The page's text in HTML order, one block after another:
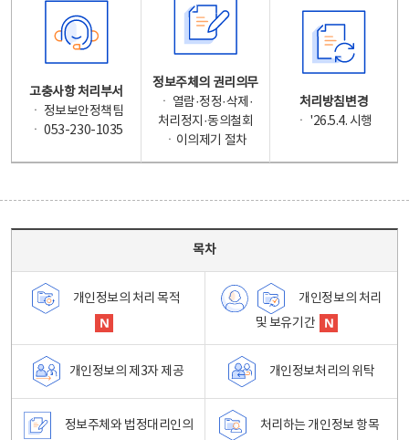
고충사항 처리부서
ㆍ 정보보안정책팀
ㆍ 053-230-1035
정보주체의 권리의무
ㆍ 열람·정정·삭제·
처리정지·동의철회
ㆍ이의제기 절차
처리방침변경
ㆍ '26.5.4. 시행
목차
개인정보의 처리 목적
개인정보의 처리
및 보유기간
개인정보의 제3자 제공 개인정보처리의 위탁
정보주체와 법정대리인의
처리하는 개인정보 항목